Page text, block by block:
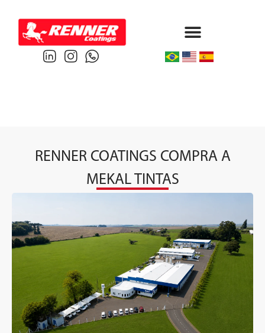
RENNER COATINGS COMPRA A
MEKAL TINTAS